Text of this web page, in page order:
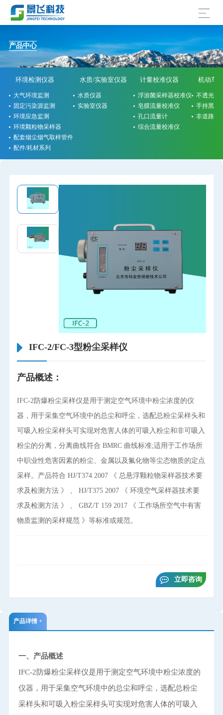
产品中心
环境检测仪器
大气环境监测
固定污染源监测
环境应急监测
环境颗粒物采样器
配套烟尘烟气取样管件
配件/耗材系列
水质/实验室仪器
水质仪器
实验室仪器
计量校准仪器
浮游菌采样器校准仪
皂膜流量校准仪
孔口流量计
综合流量校准仪
机动车
不透光烟
手持黑烟
非道路检
IFC-2/FC-3型粉尘采样仪
产品概述：
IFC-2防爆粉尘采样仪是用于测定空气环境中粉尘浓度的仪
器，用于采集空气环境中的总尘和呼尘，选配总粉尘采样头和
可吸入粉尘采样头可实现对危害人体的可吸入粉尘和非可吸入
粉尘的分离，分离曲线符合 BMRC 曲线标准;适用于工作场所
中职业性危害因素的粉尘、金属以及氟化物等尘态物质的定点
采样。产品符合 HJ/T374 2007 《 总悬浮颗粒物采样器技术要
求及检测方法 》 、 HJ/T375 2007 《 环境空气采样器技术要
求及检测方法 》 、 GBZ/T 159 2017 《 工作场所空气中有害
物质监测的采样规范 》等标准或规范。
立即咨询
产品详情 +
一、产品概述
IFC-2防爆粉尘采样仪是用于测定空气环境中粉尘浓度的
仪器，用于采集空气环境中的总尘和呼尘，选配总粉尘
采样头和可吸入粉尘采样头可实现对危害人体的可吸入